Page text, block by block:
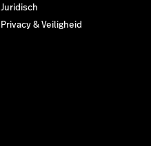
Juridisch
Privacy & Veiligheid